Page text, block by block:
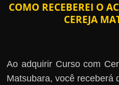
COMO RECEBEREI O
CEREJA
Ao adquirir Curso com
Matsubara, você receberá